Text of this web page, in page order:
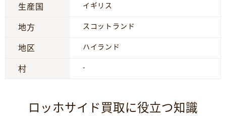
生産国 イギリス
地方 スコットランド
地区 ハイランド
村 -
ロッホサイド買取に役立つ知識